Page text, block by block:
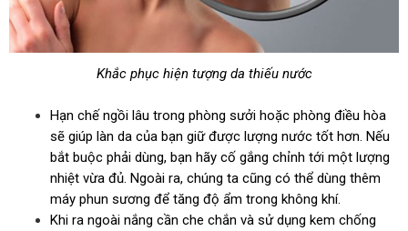
Khắc phục hiện tượng da thiếu nước
Hạn chế ngồi lâu trong phòng sưởi hoặc phòng điều hòa
sẽ giúp làn da của bạn giữ được lượng nước tốt hơn. Nếu
bắt buộc phải dùng, bạn hãy cố gắng chỉnh tới một lượng
nhiệt vừa đủ. Ngoài ra, chúng ta cũng có thể dùng thêm
máy phun sương để tăng độ ẩm trong không khí.
Khi ra ngoài nắng cần che chắn và sử dụng kem chống